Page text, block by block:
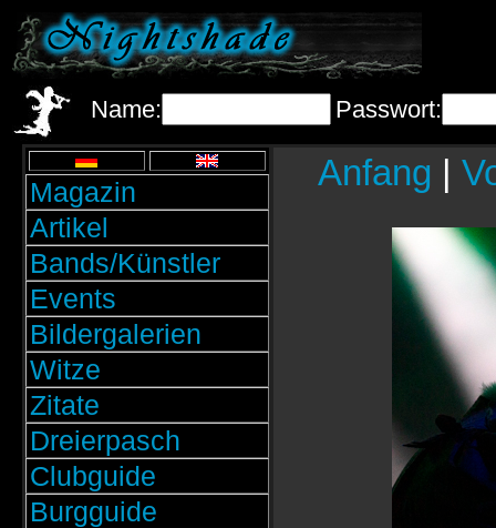
Name: Passwort:
Magazin
Artikel
Bands/Künstler
Events
Bildergalerien
Witze
Zitate
Dreierpasch
Clubguide
Burgguide
Anfang |